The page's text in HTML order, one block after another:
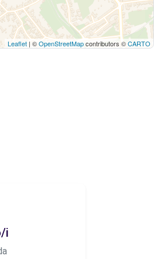
Leaflet | ©OpenStreetMapcontributors ©CARTO
i